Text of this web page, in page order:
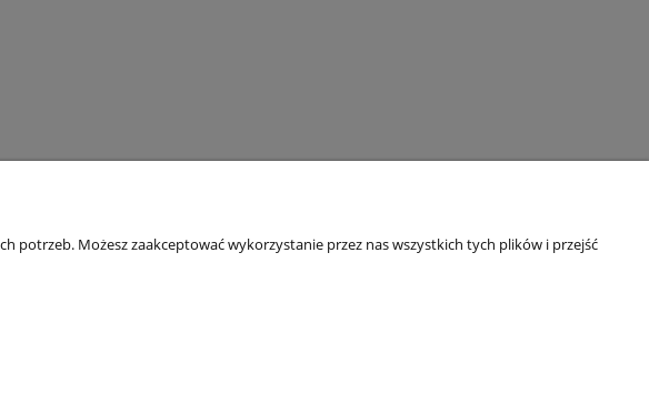
potrzeb. Możesz zaakceptować wykorzystanie przez nas wszystkich tych plików i przejść